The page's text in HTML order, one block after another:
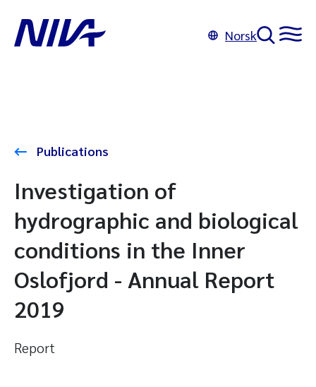
Norsk
Publications
Investigation of
hydrographic and biological
conditions in the Inner
Oslofjord - Annual Report
2019
Report